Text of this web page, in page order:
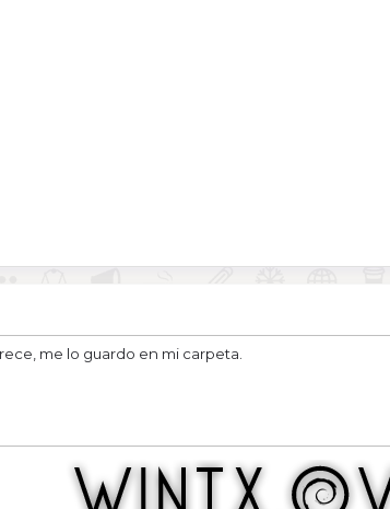
me lo guardo en mi carpeta.